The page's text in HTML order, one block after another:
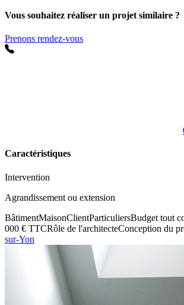
Vous souhaitez réaliser un projet similaire ?
Prenons rendez-vous
Caractéristiques
Intervention
Agrandissement ou extension
BâtimentMaisonClientParticuliersBudget tout
000 € TTCRôle de l'architecteConception du
sur-Yon